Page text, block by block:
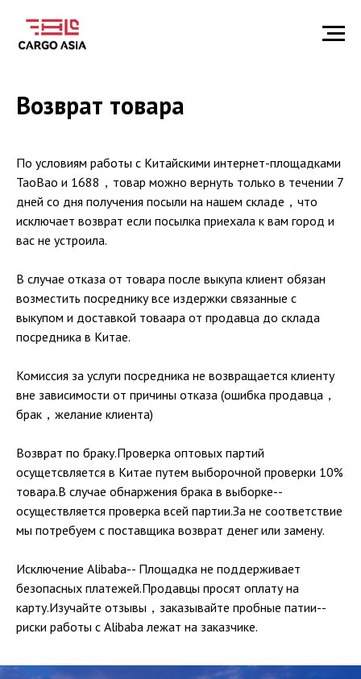
Возврат товара
По условиям работы с Китайскими интернет-площадками
TaoBao и 1688，товар можно вернуть только в течении 7
дней со дня получения посыли на нашем складе，что
исключает возврат если посылка приехала к вам город и
вас не устроила.
В случае отказа от товара после выкупа клиент обязан
возместить посреднику все издержки связанные с
выкупом и доставкой товаара от продавца до склада
посредника в Китае.
Комиссия за услуги посредника не возвращается клиенту
вне зависимости от причины отказа (ошибка продавца，
брак，желание клиента)
Возврат по браку.Проверка оптовых партий
осущетсвляется в Китае путем выборочной проверки 10%
товара.В случае обнаржения брака в выборке--
осуществляется проверка всей партии.За не соответствие
мы потребуем с поставщика возврат денег или замену.
Исключение Alibaba-- Площадка не поддерживает
безопасных платежей.Продавцы просят оплату на
карту.Изучайте отзывы，заказывайте пробные патии--
риски работы с Alibaba лежат на заказчике.